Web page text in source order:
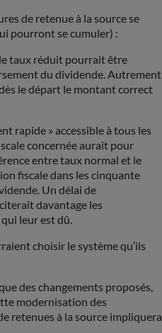
de retenue à la source se
pourront se cumuler) :
le taux réduit pourrait être
du dividende. Autrement
le départ le montant correct
rapide » accessible à tous les
concernée aurait pour
entre taux normal et le
fiscale dans les cinquante
Un délai de
davantage les
leur est dû.
choisir le système qu’ils
des changements proposés,
modernisation des
retenues à la source impliquera